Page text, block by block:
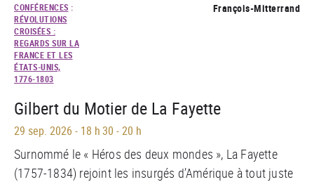
CONFÉRENCES :
RÉVOLUTIONS
CROISÉES :
REGARDS SUR LA
FRANCE ET LES
ÉTATS-UNIS,
1776-1803
François-Mitterrand
Gilbert du Motier de La Fayette
29 sep. 2026 - 18 h 30 - 20 h
Surnommé le « Héros des deux mondes », La Fayette
(1757-1834) rejoint les insurgés d’Amérique à tout juste